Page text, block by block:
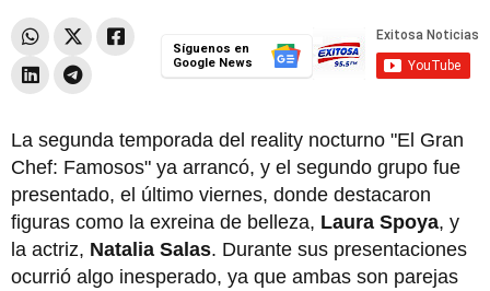
Síguenos en
Google News
La segunda temporada del reality nocturno "El Gran
Chef: Famosos" ya arrancó, y el segundo grupo fue
presentado, el último viernes, donde destacaron
figuras como la exreina de belleza, Laura Spoya, y
la actriz, Natalia Salas. Durante sus presentaciones
ocurrió algo inesperado, ya que ambas son parejas